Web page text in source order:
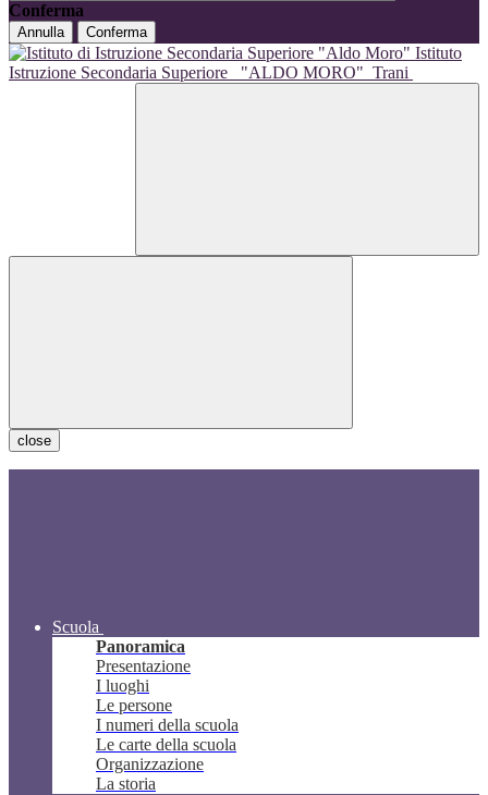
Conferma
Annulla Conferma
Istituto
Istruzione Secondaria Superiore
"ALDO MORO" Trani
close
Scuola
Panoramica
Presentazione
I luoghi
Le persone
I numeri della scuola
Le carte della scuola
Organizzazione
La storia